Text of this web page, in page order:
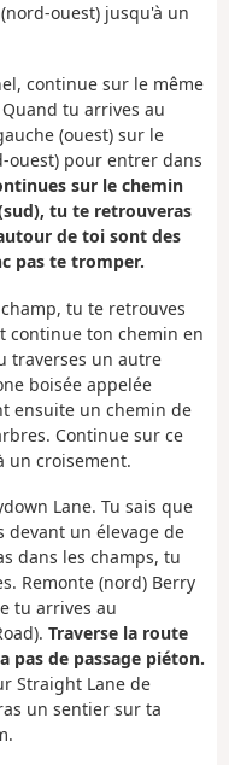
ouest) jusqu'à un
continue sur le même
tu arrives au
(ouest) sur le
ouest) pour entrer dans
sur le chemin
tu te retrouveras
de toi sont des
pas te tromper.
tu te retrouves
continue ton chemin en
traverses un autre
boisée appelée
ensuite un chemin de
Continue sur ce
un croisement.
Lane. Tu sais que
devant un élevage de
dans les champs, tu
Remonte (nord) Berry
tu arrives au
Traverse la route
pas de passage piéton.
Straight Lane de
un sentier sur ta